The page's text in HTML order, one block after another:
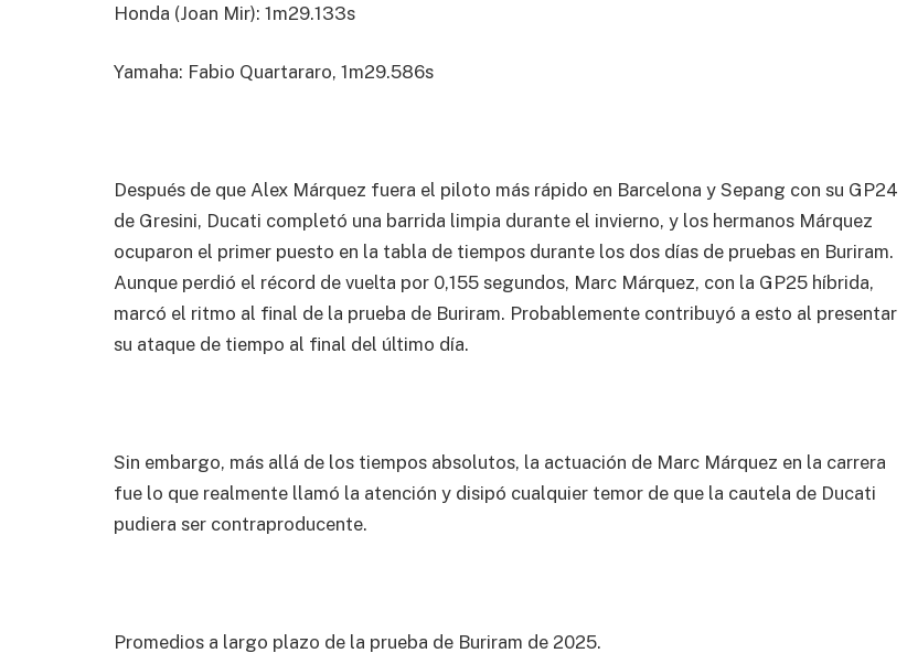
Honda (Joan Mir): 1m29.133s
Yamaha: Fabio Quartararo, 1m29.586s
Después de que Alex Márquez fuera el piloto más rápido en Barcelona y Sepang con su GP24
de Gresini, Ducati completó una barrida limpia durante el invierno, y los hermanos Márquez
ocuparon el primer puesto en la tabla de tiempos durante los dos días de pruebas en Buriram.
Aunque perdió el récord de vuelta por 0,155 segundos, Marc Márquez, con la GP25 híbrida,
marcó el ritmo al final de la prueba de Buriram. Probablemente contribuyó a esto al presentar
su ataque de tiempo al final del último día.
Sin embargo, más allá de los tiempos absolutos, la actuación de Marc Márquez en la carrera
fue lo que realmente llamó la atención y disipó cualquier temor de que la cautela de Ducati
pudiera ser contraproducente.
Promedios a largo plazo de la prueba de Buriram de 2025.